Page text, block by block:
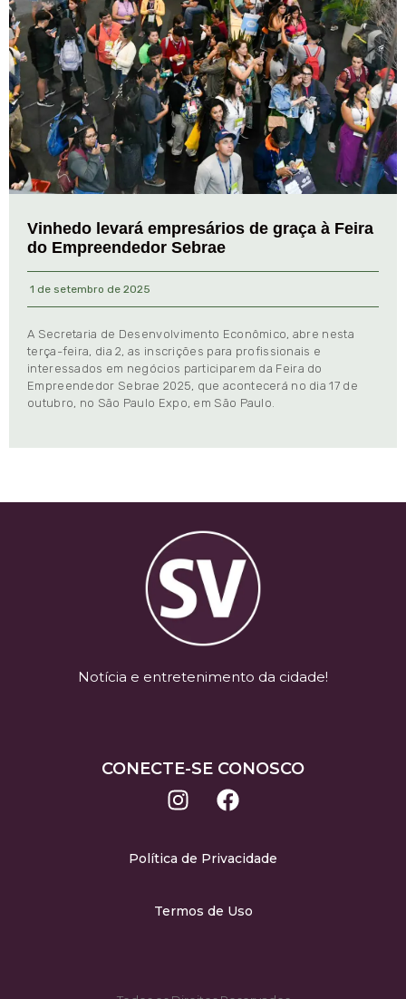
Vinhedo levará empresários de graça à Feira
do Empreendedor Sebrae
1 de setembro de 2025
A Secretaria de Desenvolvimento Econômico, abre nesta
terça-feira, dia 2, as inscrições para profissionais e
interessados em negócios participarem da Feira do
Empreendedor Sebrae 2025, que acontecerá no dia 17 de
outubro, no São Paulo Expo, em São Paulo.
Notícia e entretenimento da cidade!
CONECTE-SE CONOSCO
Política de Privacidade
Termos de Uso